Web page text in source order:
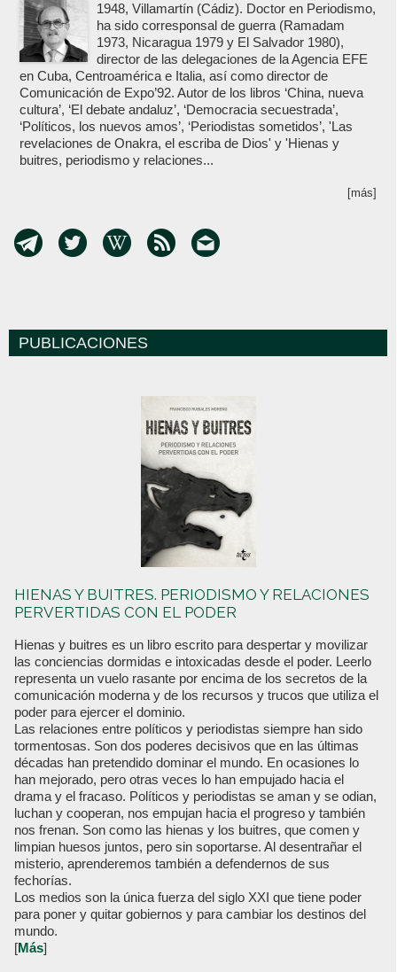
1948, Villamartín (Cádiz). Doctor en Periodismo,
ha sido corresponsal de guerra (Ramadam
1973, Nicaragua 1979 y El Salvador 1980),
director de las delegaciones de la Agencia EFE
en Cuba, Centroamérica e Italia, así como director de
Comunicación de Expo’92. Autor de los libros ‘China, nueva
cultura’, ‘El debate andaluz’, ‘Democracia secuestrada’,
‘Políticos, los nuevos amos’, ‘Periodistas sometidos’, 'Las
revelaciones de Onakra, el escriba de Dios' y 'Hienas y
buitres, periodismo y relaciones...
[más]
PUBLICACIONES
HIENAS Y BUITRES. PERIODISMO Y RELACIONES
PERVERTIDAS CON EL PODER
Hienas y buitres es un libro escrito para despertar y movilizar
las conciencias dormidas e intoxicadas desde el poder. Leerlo
representa un vuelo rasante por encima de los secretos de la
comunicación moderna y de los recursos y trucos que utiliza el
poder para ejercer el dominio.
Las relaciones entre políticos y periodistas siempre han sido
tormentosas. Son dos poderes decisivos que en las últimas
décadas han pretendido dominar el mundo. En ocasiones lo
han mejorado, pero otras veces lo han empujado hacia el
drama y el fracaso. Políticos y periodistas se aman y se odian,
luchan y cooperan, nos empujan hacia el progreso y también
nos frenan. Son como las hienas y los buitres, que comen y
limpian huesos juntos, pero sin soportarse. Al desentrañar el
misterio, aprenderemos también a defendernos de sus
fechorías.
Los medios son la única fuerza del siglo XXI que tiene poder
para poner y quitar gobiernos y para cambiar los destinos del
mundo.
[Más]